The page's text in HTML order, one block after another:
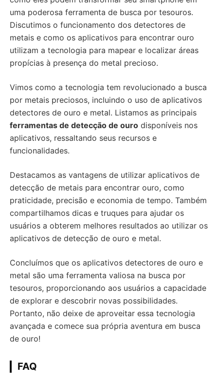
uma poderosa ferramenta de busca por tesouros.
Discutimos o funcionamento dos detectores de
metais e como os aplicativos para encontrar ouro
utilizam a tecnologia para mapear e localizar áreas
propícias à presença do metal precioso.
Vimos como a tecnologia tem revolucionado a busca
por metais preciosos, incluindo o uso de aplicativos
detectores de ouro e metal. Listamos as principais
ferramentas de detecção de ouro disponíveis nos
aplicativos, ressaltando seus recursos e
funcionalidades.
Destacamos as vantagens de utilizar aplicativos de
detecção de metais para encontrar ouro, como
praticidade, precisão e economia de tempo. Também
compartilhamos dicas e truques para ajudar os
usuários a obterem melhores resultados ao utilizar os
aplicativos de detecção de ouro e metal.
Concluímos que os aplicativos detectores de ouro e
metal são uma ferramenta valiosa na busca por
tesouros, proporcionando aos usuários a capacidade
de explorar e descobrir novas possibilidades.
Portanto, não deixe de aproveitar essa tecnologia
avançada e comece sua própria aventura em busca
de ouro!
FAQ